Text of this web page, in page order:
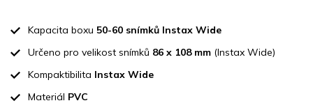
cena:Kapacita boxu 50-60 snímků Instax Wide
Určeno pro velikost snímků 86 x 108 mm (Instax Wide)
Kompaktibilita Instax Wide
Materiál PVC